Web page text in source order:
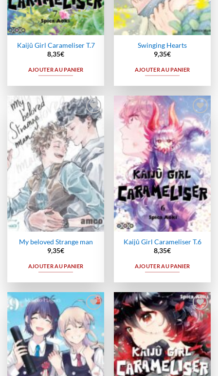
Kaijû Girl Carameliser T.7
8,35€
AJOUTER AU PANIER
Swinging Hearts
9,35€
AJOUTER AU PANIER
Ajouter
à la
wishlist
My beloved Strange man
9,35€
AJOUTER AU PANIER
Ajouter
à la
wishlist
Kaijû Girl Carameliser T.6
8,35€
AJOUTER AU PANIER
Ajouter
à la
wishlist
Ajouter
à la
wishlist